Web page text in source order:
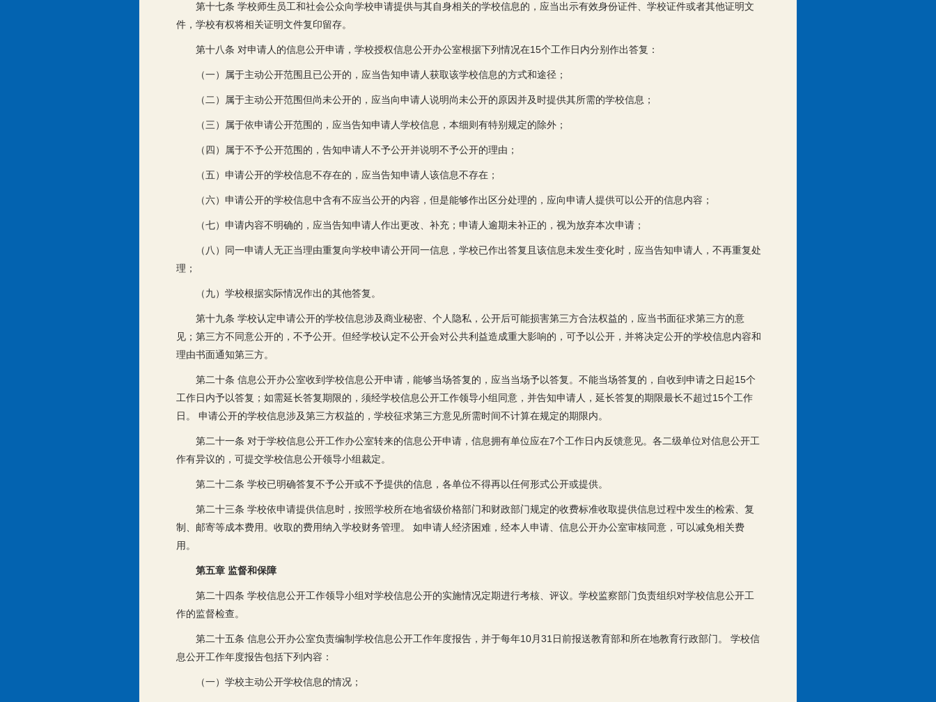
第十七条 学校师生员工和社会公众向学校申请提供与其自身相关的学校信息的，应当出示有效身份证件、学校证件或者其他证明文
件，学校有权将相关证明文件复印留存。
第十八条 对申请人的信息公开申请，学校授权信息公开办公室根据下列情况在15个工作日内分别作出答复：
（一）属于主动公开范围且已公开的，应当告知申请人获取该学校信息的方式和途径；
（二）属于主动公开范围但尚未公开的，应当向申请人说明尚未公开的原因并及时提供其所需的学校信息；
（三）属于依申请公开范围的，应当告知申请人学校信息，本细则有特别规定的除外；
（四）属于不予公开范围的，告知申请人不予公开并说明不予公开的理由；
（五）申请公开的学校信息不存在的，应当告知申请人该信息不存在；
（六）申请公开的学校信息中含有不应当公开的内容，但是能够作出区分处理的，应向申请人提供可以公开的信息内容；
（七）申请内容不明确的，应当告知申请人作出更改、补充；申请人逾期未补正的，视为放弃本次申请；
（八）同一申请人无正当理由重复向学校申请公开同一信息，学校已作出答复且该信息未发生变化时，应当告知申请人，不再重复处
理；
（九）学校根据实际情况作出的其他答复。
第十九条 学校认定申请公开的学校信息涉及商业秘密、个人隐私，公开后可能损害第三方合法权益的，应当书面征求第三方的意
见；第三方不同意公开的，不予公开。但经学校认定不公开会对公共利益造成重大影响的，可予以公开，并将决定公开的学校信息内容和
理由书面通知第三方。
第二十条 信息公开办公室收到学校信息公开申请，能够当场答复的，应当当场予以答复。不能当场答复的，自收到申请之日起15个
工作日内予以答复；如需延长答复期限的，须经学校信息公开工作领导小组同意，并告知申请人，延长答复的期限最长不超过15个工作
日。 申请公开的学校信息涉及第三方权益的，学校征求第三方意见所需时间不计算在规定的期限内。
第二十一条 对于学校信息公开工作办公室转来的信息公开申请，信息拥有单位应在7个工作日内反馈意见。各二级单位对信息公开工
作有异议的，可提交学校信息公开领导小组裁定。
第二十二条 学校已明确答复不予公开或不予提供的信息，各单位不得再以任何形式公开或提供。
第二十三条 学校依申请提供信息时，按照学校所在地省级价格部门和财政部门规定的收费标准收取提供信息过程中发生的检索、复
制、邮寄等成本费用。收取的费用纳入学校财务管理。 如申请人经济困难，经本人申请、信息公开办公室审核同意，可以减免相关费
用。
第五章 监督和保障
第二十四条 学校信息公开工作领导小组对学校信息公开的实施情况定期进行考核、评议。学校监察部门负责组织对学校信息公开工
作的监督检查。
第二十五条 信息公开办公室负责编制学校信息公开工作年度报告，并于每年10月31日前报送教育部和所在地教育行政部门。 学校信
息公开工作年度报告包括下列内容：
（一）学校主动公开学校信息的情况；